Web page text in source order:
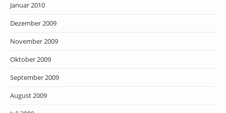
Januar 2010
Dezember 2009
November 2009
Oktober 2009
September 2009
August 2009